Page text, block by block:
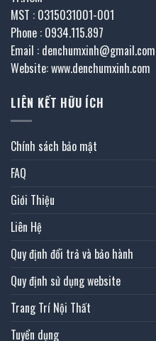
MST : 0315031001-001
Phone : 0934.115.897
Email : denchumxinh@gmail.com
Website: www.denchumxinh.com
LIÊN KẾT HỮU ÍCH
Chính sách bảo mật
FAQ
Giới Thiệu
Liên Hệ
Quy định đổi trả và bảo hành
Quy định sử dụng website
Trang Trí Nội Thất
Tuyển dụng